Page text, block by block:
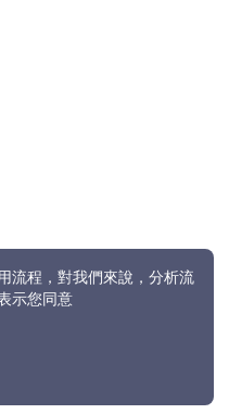
流程，對我們來說，分析流
示您同意